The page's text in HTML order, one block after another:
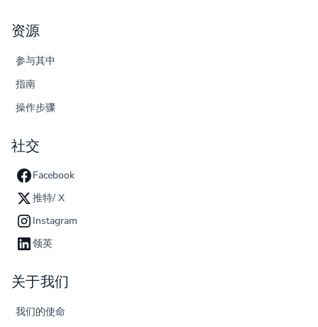
资源
参与其中
指南
操作步骤
社交
Facebook
推特/ X
Instagram
领英
关于我们
我们的使命